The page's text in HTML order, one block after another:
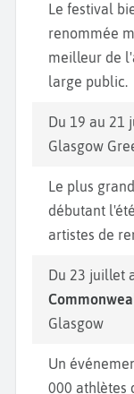
Le festival
renommée
meilleur de
large public.
Du 19 au 21
Glasgow
Le plus
débutant
artistes de
Du 23 juillet
Glasgow
Un
000 athlètes